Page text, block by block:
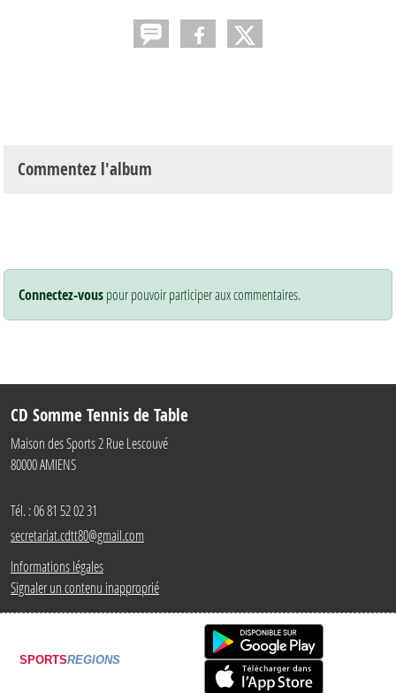
Commentez l'album
Connectez-vouspour pouvoir participer aux commentaires.
CD Somme Tennis de Table
Maison des Sports 2 Rue Lescouvé
80000AMIENS
Tél. :06 81 52 02 31
secretariat.cdtt80@gmail.com
Informations légales
Signaler un contenu inapproprié
SPORTSREGIONS